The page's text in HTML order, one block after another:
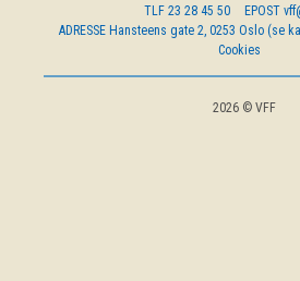
BRANSJENORMER
TLF 23 28 45 50 EPOST
ADRESSE Hansteens gate 2, 0253 Oslo (se
Cookies
2026 © VFF